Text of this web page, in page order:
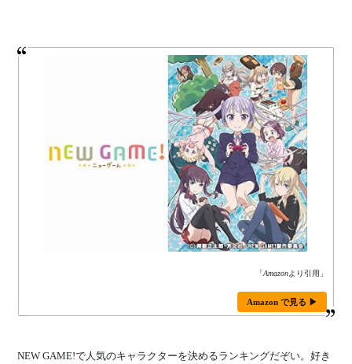
「Amazonより引用」
Amazon で見る ▶
NEW GAME!で人気のキャラクターを決めるランキングだぞい。好き